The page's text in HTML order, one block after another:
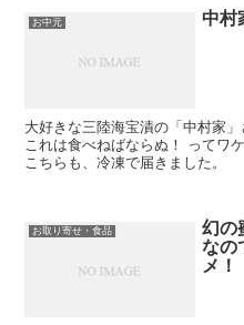
お中元 中村
大好きな三陸海宝漬の「中村家
これは食べねばならぬ！ ってワ
こちらも、冷凍で届きました。
お取り寄せ・食品
幻の
なの
メ！